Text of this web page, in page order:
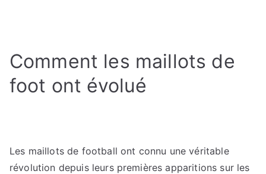
Comment les maillots de
foot ont évolué
Les maillots de football ont connu une véritable
révolution depuis leurs premières apparitions sur les